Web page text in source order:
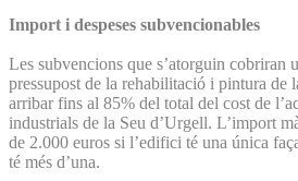
Import i despeses subvencionables
Les subvencions que s’atorguin cobriran
pressupost de la rehabilitació i pintura de
arribar fins al 85% del total del cost de
industrials de la Seu d’Urgell. L’import
de 2.000 euros si l’edifici té una única
té més d’una.